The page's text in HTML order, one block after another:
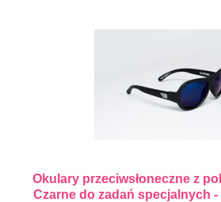
Okulary przeciwsłoneczne z
Czarne do zadań specjalnych -